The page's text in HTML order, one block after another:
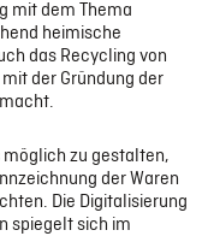
mit dem Thema
heimische
das Recycling von
der Gründung der
zu gestalten,
der Waren
Die Digitalisierung
spiegelt sich im